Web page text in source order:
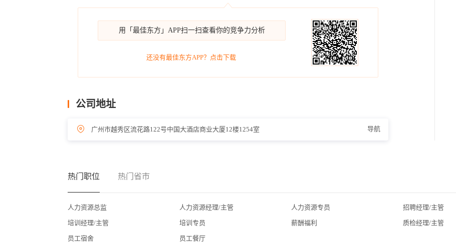
用「最佳东方」APP扫一扫查看你的竞争力分析
还没有最佳东方APP？点击下载
公司地址
广州市越秀区流花路122号中国大酒店商业大厦12楼1254室 导航
热门职位 热门省市
人力资源总监 人力资源经理/主管 人力资源专员 招聘经理/主管
培训经理/主管 培训专员 薪酬福利 质检经理/主管
员工宿舍 员工餐厅